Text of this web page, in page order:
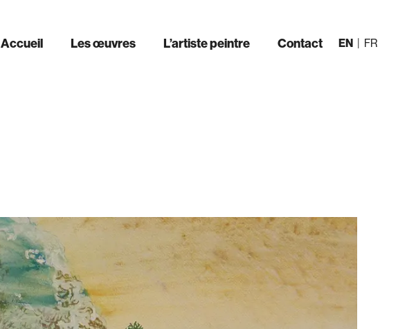
Accueil Les œuvres L’artiste peintre Contact